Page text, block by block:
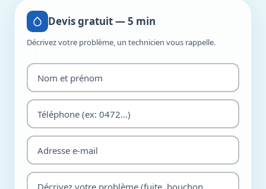
Devis gratuit — 5 min
Décrivez votre problème, un technicien vous rappelle.